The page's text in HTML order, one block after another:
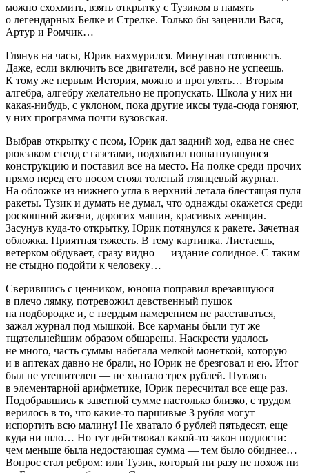
можно схохмить, взять открытку с Тузиком в память
о легендарных Белке и Стрелке. Только бы заценили Вася,
Артур и Ромчик…
Глянув на часы, Юрик нахмурился. Минутная готовность.
Даже, если включить все двигатели, всё равно не успеешь.
К тому же первым История, можно и прогулять… Вторым
алгебра, алгебру желательно не пропускать. Школа у них ни
какая-нибудь, с уклоном, пока другие иксы туда-сюда гоняют,
у них программа почти вузовская.
Выбрав открытку с псом, Юрик дал задний ход, едва не снес
рюкзаком стенд с газетами, подхватил пошатнувшуюся
конструкцию и поставил все на место. На полке среди прочих
прямо перед его носом стоял толстый глянцевый журнал.
На обложке из нижнего угла в верхний летала блестящая пуля
ракеты. Тузик и думать не думал, что однажды окажется среди
роскошной жизни, дорогих машин, красивых женщин.
Засунув куда-то открытку, Юрик потянулся к ракете. Зачетная
обложка. Приятная тяжесть. В тему картинка. Листаешь,
ветерком обдувает, сразу видно — издание солидное. С таким
не стыдно подойти к человеку…
Сверившись с ценником, юноша поправил врезавшуюся
в плечо лямку, потревожил девственный пушок
на подбородке и, с твердым намерением не расставаться,
зажал журнал под мышкой. Все карманы были тут же
тщательнейшим образом обшарены. Наскрести удалось
не много, часть суммы набегала мелкой монеткой, которую
и в аптеках давно не брали, но Юрик не брезговал и ею. Итог
был не утешителен — не хватало трех рублей. Путаясь
в элементарной арифметике, Юрик пересчитал все еще раз.
Подобравшись к заветной сумме настолько близко, с трудом
верилось в то, что какие-то паршивые 3 рубля могут
испортить всю малину! Не хватало б рублей пятьдесят, еще
куда ни шло… Но тут действовал какой-то закон подлости:
чем меньше была недостающая сумма — тем было обиднее…
Вопрос стал ребром: или Тузик, который ни разу не похож ни